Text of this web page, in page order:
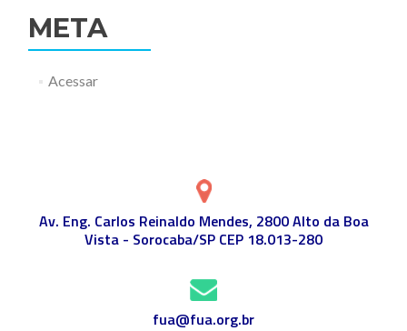
META
Acessar
Av. Eng. Carlos Reinaldo Mendes, 2800 Alto da Boa
Vista - Sorocaba/SP CEP 18.013-280
fua@fua.org.br